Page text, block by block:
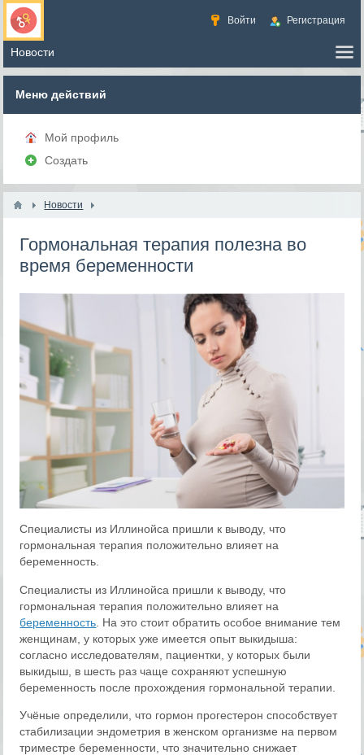
Войти Регистрация
Меню действий
Мой профиль
Создать
Новости
Гормональная терапия полезна во
время беременности
Специалисты из Иллинойса пришли к выводу, что
гормональная терапия положительно влияет на
беременность.
Специалисты из Иллинойса пришли к выводу, что
гормональная терапия положительно влияет на
беременность . На это стоит обратить особое внимание тем
женщинам, у которых уже имеется опыт выкидыша:
согласно исследователям, пациентки, у которых были
выкидыш, в шесть раз чаще сохраняют успешную
беременность после прохождения гормональной терапии.
Учёные определили, что гормон прогестерон способствует
стабилизации эндометрия в женском организме на первом
триместре беременности, что значительно снижает